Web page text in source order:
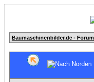
Baumaschinenbilder.de - Forum